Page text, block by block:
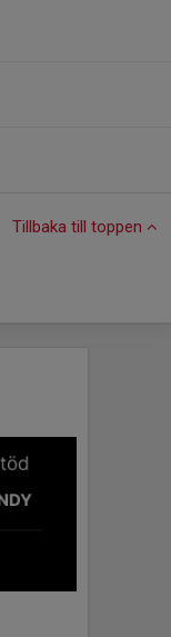
Tillbaka till toppen